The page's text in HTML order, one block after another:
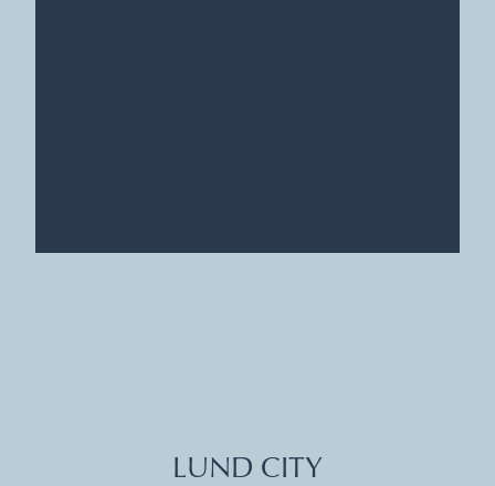
LUND CITY